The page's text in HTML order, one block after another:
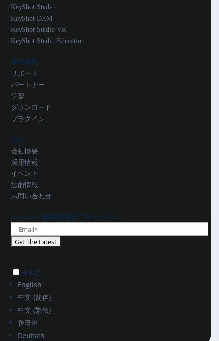
KeyShot Studio
KeyShot DAM
KeyShot Studio VR
KeyShot Studio Education
参考資料
サポート
パートナー
学習
ダウンロード
プラグイン
会社
会社概要
採用情報
イベント
法的情報
お問い合わせ
KeyShotの最新情報をご覧ください。
日本語
English
中文 (简体)
中文 (繁體)
한국어
Deutsch